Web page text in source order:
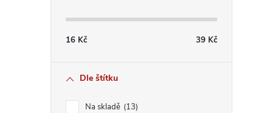
16 Kč 39 Kč
Dle štítku
Na skladě 13